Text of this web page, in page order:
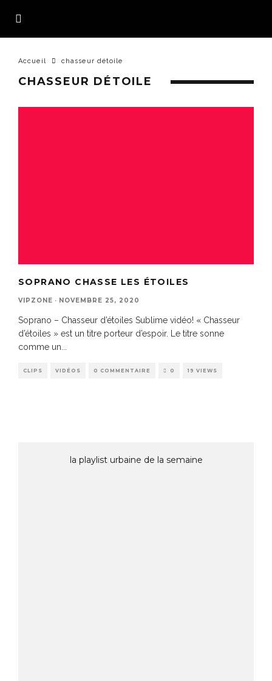
Accueil chasseur détoile
CHASSEUR DÉTOILE
SOPRANO CHASSE LES ÉTOILES
VIPZONE · NOVEMBRE 25, 2020
Soprano – Chasseur d’étoiles Sublime vidéo! « Chasseur
d’étoiles » est un titre porteur d’espoir. Le titre sonne
comme un
CLIPS VIDÉOS 0 COMMENTAIRE 0 19 VIEWS
la playlist urbaine de la semaine